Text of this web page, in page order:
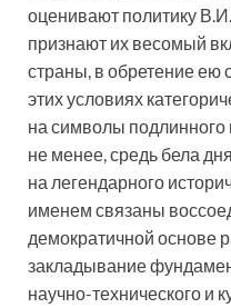
оценивают политику
признают их весомый
страны, в обретение ею
этих условиях
на символы подлинного
не менее, средь бела
на легендарного
именем связаны
демократичной основе
закладывание
научно-технического и